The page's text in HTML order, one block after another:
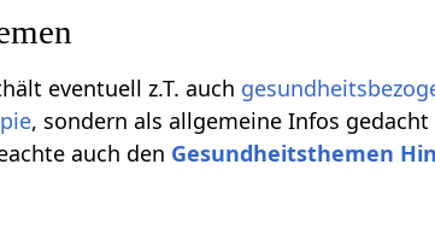
eventuell z.T. auch
, sondern als allgemeine Infos
auch den Gesundheitsthemen